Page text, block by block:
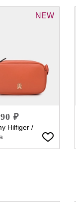
NEW
₽
Hilfiger /